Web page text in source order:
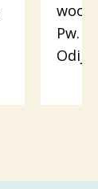
Pw.
Odijk